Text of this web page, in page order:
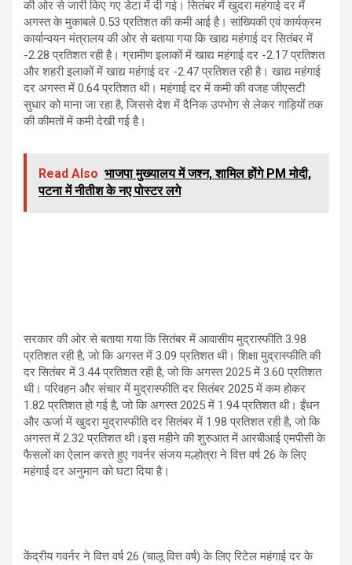
की ओर से जारी किए गए डेटा में दी गई। सितंबर में खुदरा महंगाई दर में
अगस्त के मुकाबले 0.53 प्रतिशत की कमी आई है। सांख्यिकी एवं कार्यक्रम
कार्यान्वयन मंत्रालय की ओर से बताया गया कि खाद्य महंगाई दर सितंबर में
-2.28 प्रतिशत रही है। ग्रामीण इलाकों में खाद्य महंगाई दर -2.17 प्रतिशत
और शहरी इलाकों में खाद्य महंगाई दर -2.47 प्रतिशत रही है। खाद्य महंगाई
दर अगस्त में 0.64 प्रतिशत थी। महंगाई दर में कमी की वजह जीएसटी
सुधार को माना जा रहा है, जिससे देश में दैनिक उपभोग से लेकर गाड़ियों तक
की कीमतों में कमी देखी गई है।
Read Also भाजपा मुख्यालय में जश्न, शामिल होंगे PM मोदी,
पटना में नीतीश के नए पोस्टर लगे
सरकार की ओर से बताया गया कि सितंबर में आवासीय मुद्रास्फीति 3.98
प्रतिशत रही है, जो कि अगस्त में 3.09 प्रतिशत थी। शिक्षा मुद्रास्फीति की
दर सितंबर में 3.44 प्रतिशत रही है, जो कि अगस्त 2025 में 3.60 प्रतिशत
थी। परिवहन और संचार में मुद्रास्फीति दर सितंबर 2025 में कम होकर
1.82 प्रतिशत हो गई है, जो कि अगस्त 2025 में 1.94 प्रतिशत थी। ईंधन
और ऊर्जा में खुदरा मुद्रास्फीति दर सितंबर में 1.98 प्रतिशत रही है, जो कि
अगस्त में 2.32 प्रतिशत थी।इस महीने की शुरुआत में आरबीआई एमपीसी के
फैसलों का ऐलान करते हुए गवर्नर संजय मल्होत्रा ने वित्त वर्ष 26 के लिए
महंगाई दर अनुमान को घटा दिया है।
केंद्रीय गवर्नर ने वित्त वर्ष 26 (चालू वित्त वर्ष) के लिए रिटेल महंगाई दर के